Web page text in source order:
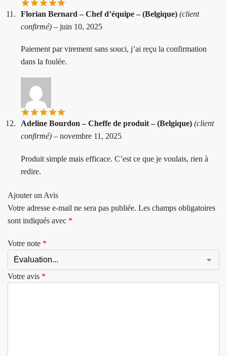
Florian Bernard – Chef d’équipe – (Belgique) (client
confirmé) – juin 10, 2025
Paiement par virement sans souci, j’ai reçu la confirmation
dans la foulée.
Adeline Bourdon – Cheffe de produit – (Belgique) (client
confirmé) – novembre 11, 2025
Produit simple mais efficace. C’est ce que je voulais, rien à
redire.
Ajouter un Avis
Votre adresse e-mail ne sera pas publiée. Les champs obligatoires
sont indiqués avec *
Votre note *
Votre avis *